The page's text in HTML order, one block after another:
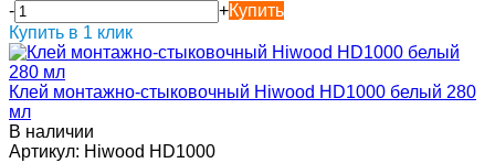
-
+Купить
Купить в 1 клик
Клей монтажно-стыковочный Hiwood HD1000 белый 280
мл
В наличии
Артикул: Hiwood HD1000